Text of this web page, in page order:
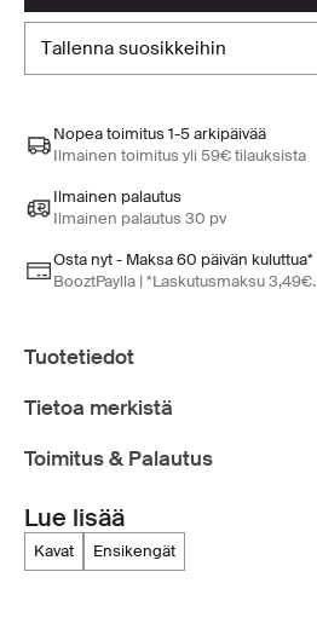
tallenna suosikkeihin
Nopea toimitus 1-5 arkipäivää
Ilmainen toimitus yli 59€ tilauksista
Ilmainen palautus
Ilmainen palautus 30 pv
Osta nyt - Maksa 60 päivän kuluttua*
BooztPaylla | *Laskutusmaksu 3,49€.
Tuotetiedot
Tietoa merkistä
Toimitus & Palautus
Lue lisää
kavat ensikengät